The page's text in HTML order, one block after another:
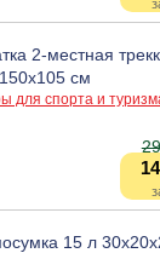
2-местная
см
для спорта и
15 л